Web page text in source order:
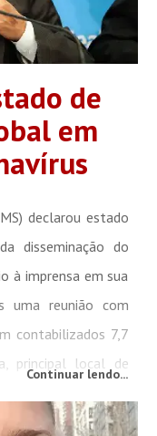
de
em
declarou estado
disseminação do
à imprensa em sua
uma reunião com
contabilizados 7,7
principal local de
Continuar lendo...